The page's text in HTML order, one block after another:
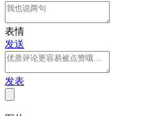
表情
发送
发表